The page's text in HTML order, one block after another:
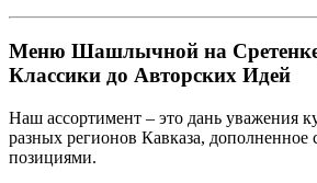
Меню Шашлычной на
Классики до Авторских Идей
Наш ассортимент – это дань уважения
разных регионов Кавказа,
позициями.